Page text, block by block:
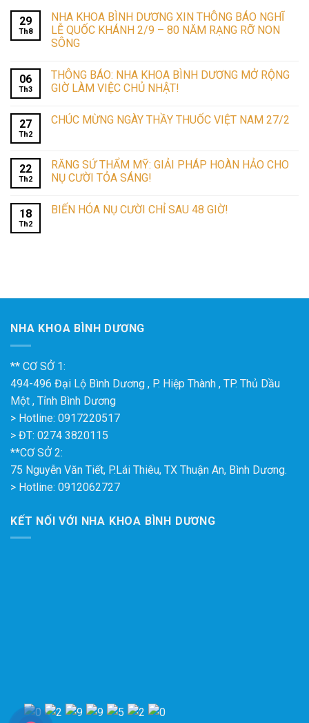
29
Th8
NHA KHOA BÌNH DƯƠNG XIN THÔNG BÁO NGHĨ
LỄ QUỐC KHÁNH 2/9 – 80 NĂM RẠNG RỠ NON
SÔNG
06
Th3
THÔNG BÁO: NHA KHOA BÌNH DƯƠNG MỞ RỘNG
GIỜ LÀM VIỆC CHỦ NHẬT!
27
Th2
CHÚC MỪNG NGÀY THẦY THUỐC VIỆT NAM 27/2
22
Th2
RĂNG SỨ THẨM MỸ: GIẢI PHÁP HOÀN HẢO CHO
NỤ CƯỜI TỎA SÁNG!
18
Th2
BIẾN HÓA NỤ CƯỜI CHỈ SAU 48 GIỜ!
NHA KHOA BÌNH DƯƠNG
** CƠ SỞ 1:
494-496 Đại Lộ Bình Dương , P. Hiệp Thành , TP. Thủ Dầu
Một , Tỉnh Bình Dương
> Hotline: 0917220517
> ĐT: 0274 3820115
**CƠ SỞ 2:
75 Nguyễn Văn Tiết, P.Lái Thiêu, TX Thuận An, Bình Dương.
> Hotline: 0912062727
KẾT NỐI VỚI NHA KHOA BÌNH DƯƠNG